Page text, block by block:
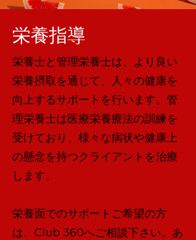
栄養指導
栄養士と管理栄養士は、より良い
栄養摂取を通じて、人々の健康を
向上するサポートを行います。管
理栄養士は医療栄養療法の訓練を
受けており、様々な病状や健康上
の懸念を持つクライアントを治療
します。
栄養面でのサポートご希望の方
は、Club 360へご相談下さい。あ